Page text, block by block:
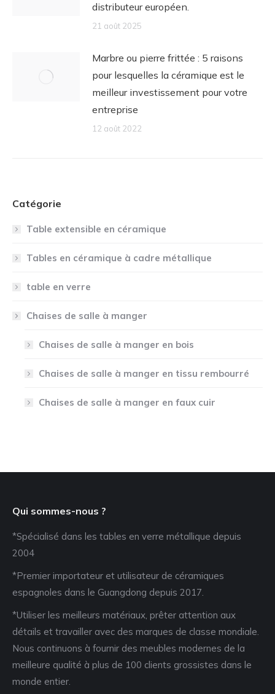
distributeur européen.
21 août 2025
Marbre ou pierre frittée : 5 raisons
pour lesquelles la céramique est le
meilleur investissement pour votre
entreprise
12 août 2022
Catégorie
Table extensible en céramique
Tables en céramique à cadre métallique
table en verre
Chaises de salle à manger
Chaises de salle à manger en bois
Chaises de salle à manger en tissu rembourré
Chaises de salle à manger en faux cuir
Qui sommes-nous ?
*Spécialisé dans les tables en verre métallique depuis
2004
*Premier importateur et utilisateur de céramiques
espagnoles dans le Guangdong depuis 2017.
*Utiliser les meilleurs matériaux, prêter attention aux
détails et travailler avec des marques de classe mondiale.
Nous continuons à fournir des meubles modernes de la
meilleure qualité à plus de 100 clients grossistes dans le
monde entier.